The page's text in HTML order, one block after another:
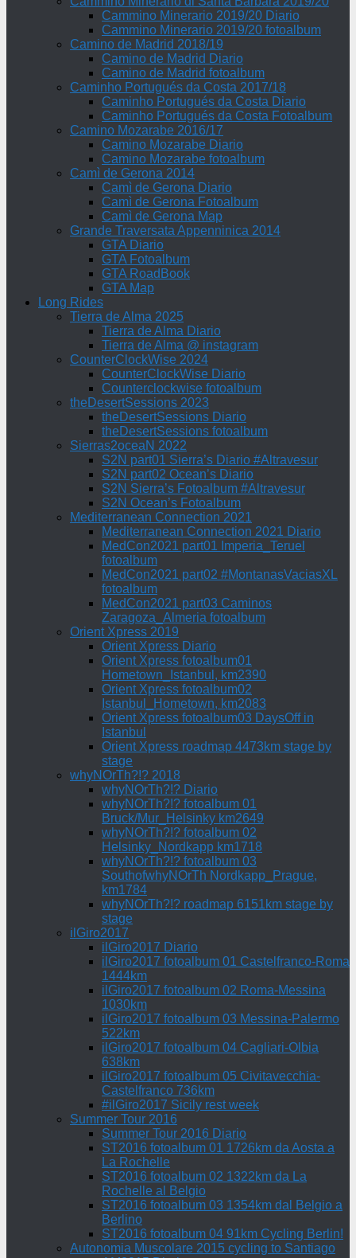
Cammino Minerario 2019/20 Diario
Cammino Minerario 2019/20 fotoalbum
Camino de Madrid 2018/19
Camino de Madrid Diario
Camino de Madrid fotoalbum
Caminho Portugués da Costa 2017/18
Caminho Portugués da Costa Diario
Caminho Portugués da Costa Fotoalbum
Camino Mozarabe 2016/17
Camino Mozarabe Diario
Camino Mozarabe fotoalbum
Camì de Gerona 2014
Camì de Gerona Diario
Camì de Gerona Fotoalbum
Camì de Gerona Map
Grande Traversata Appenninica 2014
GTA Diario
GTA Fotoalbum
GTA RoadBook
GTA Map
Long Rides
Tierra de Alma 2025
Tierra de Alma Diario
Tierra de Alma @ instagram
CounterClockWise 2024
CounterClockWise Diario
Counterclockwise fotoalbum
theDesertSessions 2023
theDesertSessions Diario
theDesertSessions fotoalbum
Sierras2oceaN 2022
S2N part01 Sierra’s Diario #Altravesur
S2N part02 Ocean’s Diario
S2N Sierra’s Fotoalbum #Altravesur
S2N Ocean’s Fotoalbum
Mediterranean Connection 2021
Mediterranean Connection 2021 Diario
MedCon2021 part01 Imperia_Teruel
fotoalbum
MedCon2021 part02 #MontanasVaciasXL
fotoalbum
MedCon2021 part03 Caminos
Zaragoza_Almeria fotoalbum
Orient Xpress 2019
Orient Xpress Diario
Orient Xpress fotoalbum01
Hometown_Istanbul, km2390
Orient Xpress fotoalbum02
Istanbul_Hometown, km2083
Orient Xpress fotoalbum03 DaysOff in
Istanbul
Orient Xpress roadmap 4473km stage by
stage
whyNOrTh?!? 2018
whyNOrTh?!? Diario
whyNOrTh?!? fotoalbum 01
Bruck/Mur_Helsinky km2649
whyNOrTh?!? fotoalbum 02
Helsinky_Nordkapp km1718
whyNOrTh?!? fotoalbum 03
SouthofwhyNOrTh Nordkapp_Prague,
km1784
whyNOrTh?!? roadmap 6151km stage by
stage
ilGiro2017
ilGiro2017 Diario
ilGiro2017 fotoalbum 01 Castelfranco-Roma
1444km
ilGiro2017 fotoalbum 02 Roma-Messina
1030km
ilGiro2017 fotoalbum 03 Messina-Palermo
522km
ilGiro2017 fotoalbum 04 Cagliari-Olbia
638km
ilGiro2017 fotoalbum 05 Civitavecchia-
Castelfranco 736km
#ilGiro2017 Sicily rest week
Summer Tour 2016
Summer Tour 2016 Diario
ST2016 fotoalbum 01 1726km da Aosta a
La Rochelle
ST2016 fotoalbum 02 1322km da La
Rochelle al Belgio
ST2016 fotoalbum 03 1354km dal Belgio a
Berlino
ST2016 fotoalbum 04 91km Cycling Berlin!
Autonomia Muscolare 2015 cycling to Santiago